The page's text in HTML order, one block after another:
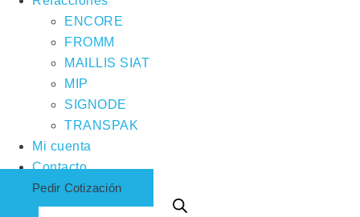
ENCORE
FROMM
MAILLIS SIAT
MIP
SIGNODE
TRANSPAK
Mi cuenta
Contacto
Pedir Cotización